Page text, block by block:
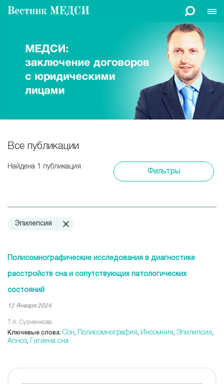
Все публикации
Найдена 1 публикация
Фильтры
Эпилепсия
Полисомнографические исследования в диагностике
расстройств сна и сопутствующих патологических
состояний
12 Января 2024
Т.А. Сурненкова
Ключевые слова: Сон, Полисомнография, Инсомния, Эпилепсия,
Апноэ, Гигиена сна